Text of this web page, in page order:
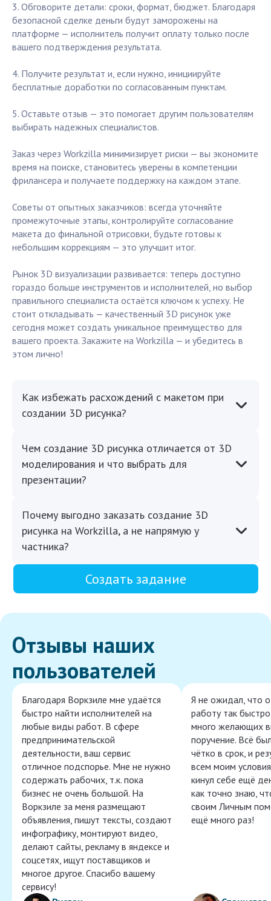
3. Обговорите детали: сроки, формат, бюджет. Благодаря
безопасной сделке деньги будут заморожены на
платформе — исполнитель получит оплату только после
вашего подтверждения результата.
4. Получите результат и, если нужно, инициируйте
бесплатные доработки по согласованным пунктам.
5. Оставьте отзыв — это помогает другим пользователям
выбирать надежных специалистов.
Заказ через Workzilla минимизирует риски — вы экономите
время на поиске, становитесь уверены в компетенции
фрилансера и получаете поддержку на каждом этапе.
Советы от опытных заказчиков: всегда уточняйте
промежуточные этапы, контролируйте согласование
макета до финальной отрисовки, будьте готовы к
небольшим коррекциям — это улучшит итог.
Рынок 3D визуализации развивается: теперь доступно
гораздо больше инструментов и исполнителей, но выбор
правильного специалиста остаётся ключом к успеху. Не
стоит откладывать — качественный 3D рисунок уже
сегодня может создать уникальное преимущество для
вашего проекта. Закажите на Workzilla — и убедитесь в
этом лично!
Как избежать расхождений с макетом при
создании 3D рисунка?
Чем создание 3D рисунка отличается от 3D
моделирования и что выбрать для
презентации?
Почему выгодно заказать создание 3D
рисунка на Workzilla, а не напрямую у
частника?
Создать задание
Отзывы наших
пользователей
Благодаря Воркзиле мне удаётся
быстро найти исполнителей на
любые виды работ. В сфере
предпринимательской
деятельности, ваш сервис
отличное подспорье. Мне не нужно
содержать рабочих, т.к. пока
бизнес не очень большой. На
Воркзиле за меня размещают
объявления, пишут тексты, создают
инфографику, монтируют видео,
делают сайты, рекламу в яндексе и
соцсетях, ищут поставщиков и
многое другое. Спасибо вашему
сервису!
Я не ожидал, что
работу так
много желающих
поручение. Всё
чётко в срок, и
всем моим
кинул себе ещё
как точно знаю,
своим Личным
ещё много раз!